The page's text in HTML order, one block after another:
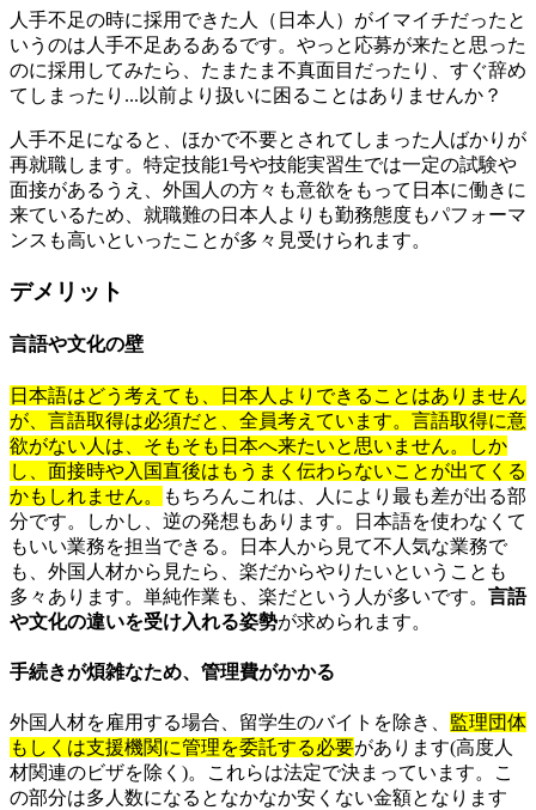
人手不足の時に採用できた人（日本人）がイマイチだったと
いうのは人手不足あるあるです。やっと応募が来たと思った
のに採用してみたら、たまたま不真面目だったり、すぐ辞め
てしまったり...以前より扱いに困ることはありませんか？
人手不足になると、ほかで不要とされてしまった人ばかりが
再就職します。特定技能1号や技能実習生では一定の試験や
面接があるうえ、外国人の方々も意欲をもって日本に働きに
来ているため、就職難の日本人よりも勤務態度もパフォーマ
ンスも高いといったことが多々見受けられます。
デメリット
言語や文化の壁
日本語はどう考えても、日本人よりできることはありません
が、言語取得は必須だと、全員考えています。言語取得に意
欲がない人は、そもそも日本へ来たいと思いません。しか
し、面接時や入国直後はもうまく伝わらないことが出てくる
かもしれません。
もちろんこれは、人により最も差が出る部
分です。しかし、逆の発想もあります。日本語を使わなくて
もいい業務を担当できる。日本人から見て不人気な業務で
も、外国人材から見たら、楽だからやりたいということも
多々あります。単純作業も、楽だという人が多いです。 言語
や文化の違いを受け入れる姿勢が求められます。
手続きが煩雑なため、管理費がかかる
外国人材を雇用する場合、留学生のバイトを除き、 監理団体
もしくは支援機関に管理を委託する必要があります(高度人
材関連のビザを除く)。これらは法定で決まっています。こ
の部分は多人数になるとなかなか安くない金額となります